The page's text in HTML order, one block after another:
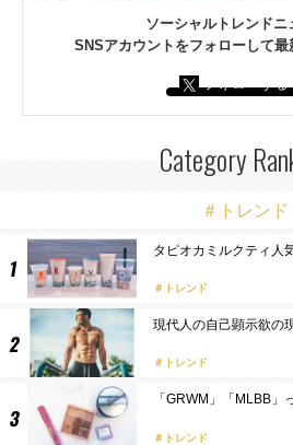
ソーシャルトレンドニ
SNSアカウントをフォローして最
Category
＃トレンド
タピオカミルクティ人
トレンド
現代人の自己顕示欲の
トレンド
「GRWM」「MLBB
トレンド